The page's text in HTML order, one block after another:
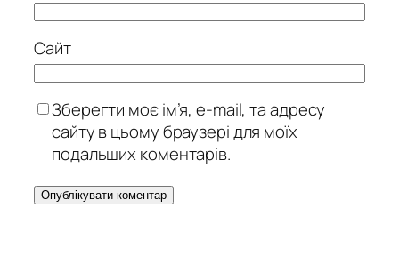
Сайт
Зберегти моє ім’я, e-mail, та адресу
сайту в цьому браузері для моїх
подальших коментарів.